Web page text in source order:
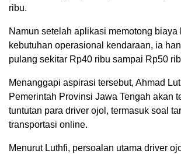
ribu.
Namun setelah aplikasi memotong biaya
kebutuhan operasional kendaraan, ia
pulang sekitar Rp40 ribu sampai Rp50
Menanggapi aspirasi tersebut, Ahmad
Pemerintah Provinsi Jawa Tengah akan
tuntutan para driver ojol, termasuk soal
transportasi online.
Menurut Luthfi, persoalan utama driver